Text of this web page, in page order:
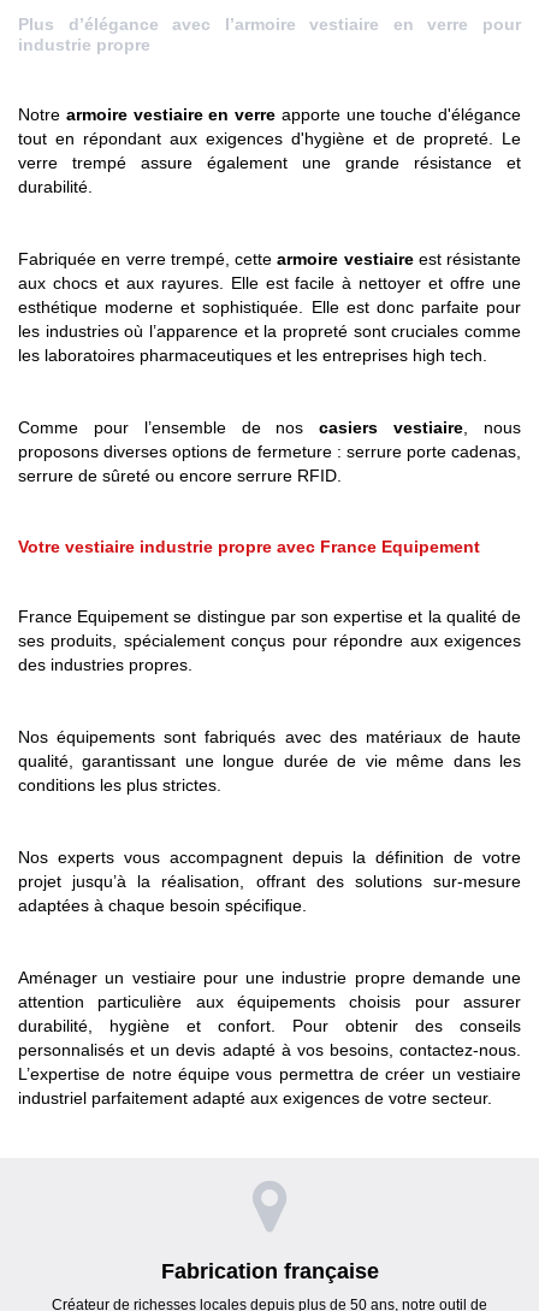
Plus d’élégance avec l’armoire vestiaire en verre pour
industrie propre
Notre armoire vestiaire en verre apporte une touche d'élégance
tout en répondant aux exigences d'hygiène et de propreté. Le
verre trempé assure également une grande résistance et
durabilité.
Fabriquée en verre trempé, cettearmoire vestiaireest résistante
aux chocs et aux rayures. Elle est facile à nettoyer et offre une
esthétique moderne et sophistiquée. Elle est donc parfaite pour
les industries où l’apparence et la propreté sont cruciales comme
les laboratoires pharmaceutiques et les entreprises high tech.
Comme pour l’ensemble de noscasiers vestiaire , nous
proposons diverses options de fermeture : serrure porte cadenas,
serrure de sûreté ou encore serrure RFID.
Votre vestiaire industrie propre avec France Equipement
France Equipement se distingue par son expertise et la qualité de
ses produits, spécialement conçus pour répondre aux exigences
des industries propres.
Nos équipements sont fabriqués avec des matériaux de haute
qualité, garantissant une longue durée de vie même dans les
conditions les plus strictes.
Nos experts vous accompagnent depuis la définition de votre
projet jusqu’à la réalisation, offrant des solutions sur-mesure
adaptées à chaque besoin spécifique.
Aménager un vestiaire pour une industrie propre demande une
attention particulière aux équipements choisis pour assurer
durabilité, hygiène et confort. Pour obtenir des conseils
personnalisés et un devis adapté à vos besoins, contactez-nous.
L’expertise de notre équipe vous permettra de créer un vestiaire
industriel parfaitement adapté aux exigences de votre secteur.
Fabrication française
Créateur de richesses locales depuis plus de 50 ans, notre outil de